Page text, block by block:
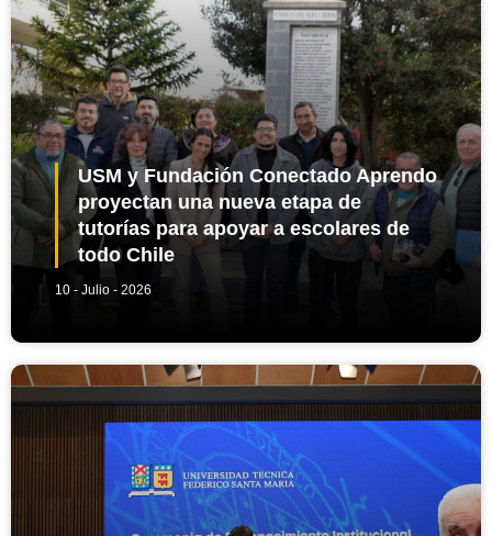
USM y Fundación Conectado Aprendo
proyectan una nueva etapa de
tutorías para apoyar a escolares de
todo Chile
10 - Julio - 2026